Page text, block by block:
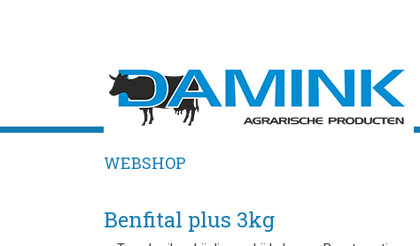
WEBSHOP
Benfital plus 3kg